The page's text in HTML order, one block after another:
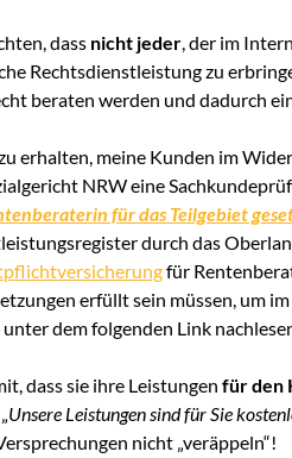
dass nicht jeder, der im
Rechtsdienstleistung zu
beraten werden und dadurch
erhalten, meine Kunden im
NRW eine
für das Teilgebiet
durch das
für
erfüllt sein müssen, um
dem folgenden Link
dass sie ihre Leistungen für den
Unsere Leistungen sind für Sie
nicht „veräppeln“!